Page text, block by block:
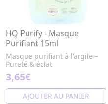
HQ Purify - Masque
Purifiant 15ml
Masque purifiant à l'argile –
Pureté & éclat
3,65€
AJOUTER AU PANIER